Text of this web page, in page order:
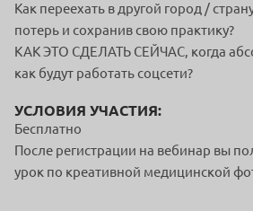
Как переехать в другой город /
потерь и сохранив свою практику?
КАК ЭТО СДЕЛАТЬ СЕЙЧАС, когда
как будут работать соцсети?
УСЛОВИЯ УЧАСТИЯ:
Бесплатно
После регистрации на вебинар вы
урок по креативной медицинской